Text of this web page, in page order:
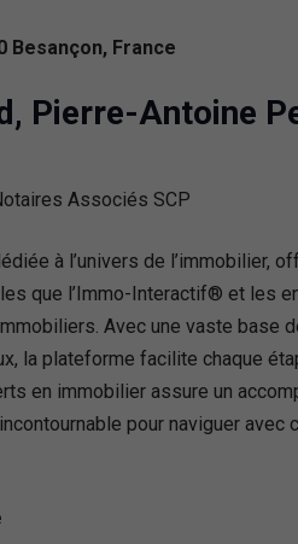
Besançon, France
Pierre-Antoine
à l’univers de l’immobilier,
que l’Immo-Interactif® et les
Avec une vaste base
la plateforme facilite chaque
en immobilier assure un
pour naviguer